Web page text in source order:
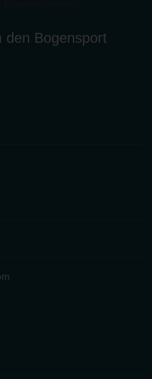
den Bogensport